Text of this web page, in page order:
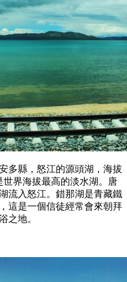
多縣，怒江的源頭湖，海拔
世界海拔最高的淡水湖。唐
流入怒江。錯那湖是青藏鐵
這是一個信徒經常會來朝拜
之地。